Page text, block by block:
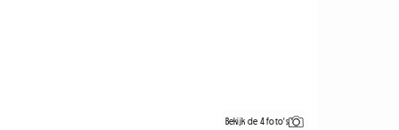
Bekijk de 4 foto's